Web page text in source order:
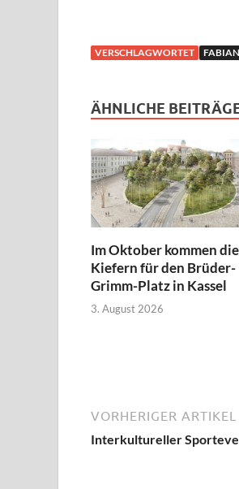
VERSCHLAGWORTET
ÄHNLICHE
Im Oktober kommen die
Kiefern für den Brüder-
Grimm-Platz in Kassel
3. August 2026
VORHERIGER ARTIKEL
Interkultureller